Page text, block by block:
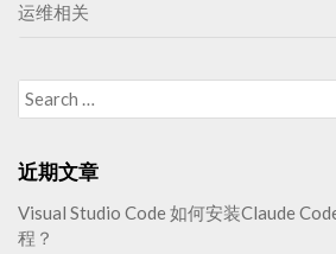
运维相关
Search
for:
近期文章
Visual Studio Code 如何安装Claude
程？